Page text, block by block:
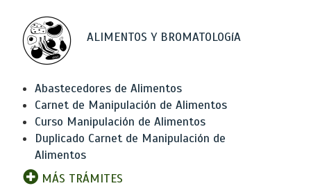
ALIMENTOS Y BROMATOLOGíA
Abastecedores de Alimentos
Carnet de Manipulación de Alimentos
Curso Manipulación de Alimentos
Duplicado Carnet de Manipulación de
Alimentos
MÁS TRÁMITES